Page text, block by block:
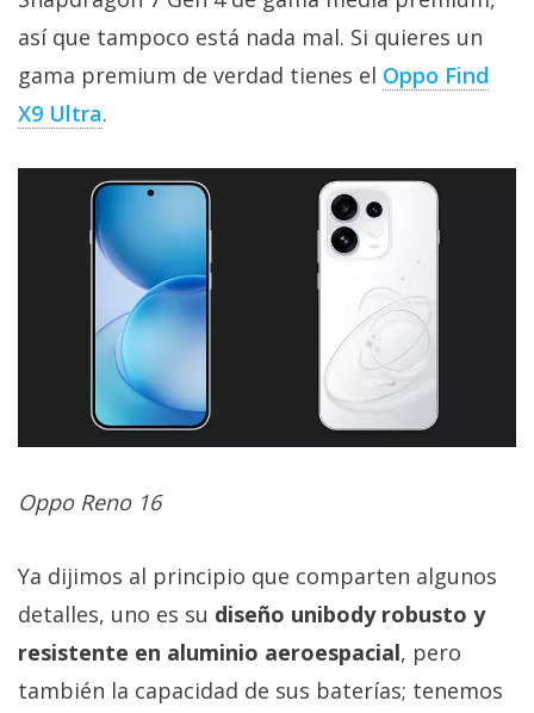
así que tampoco está nada mal. Si quieres un
gama premium de verdad tienes el Oppo Find
X9 Ultra‎.
Oppo Reno 16
Ya dijimos al principio que comparten algunos
detalles, uno es su diseño unibody robusto y
resistente en aluminio aeroespacial, pero
también la capacidad de sus baterías; tenemos